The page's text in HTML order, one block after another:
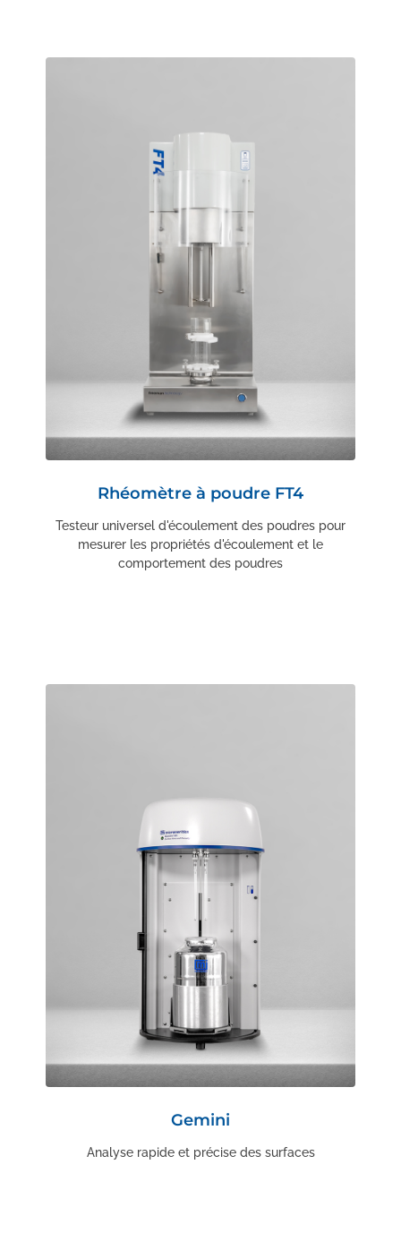
Rhéomètre à poudre FT4
Testeur universel d'écoulement des poudres pour
mesurer les propriétés d'écoulement et le
comportement des poudres
Gemini
Analyse rapide et précise des surfaces